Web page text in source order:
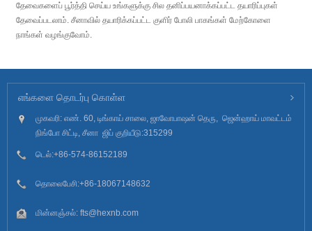
தேவைகளைப் பூர்த்தி செய்ய உங்களுக்கு சில தனிப்பயனாக்கப்பட்ட தயாரிப்புகள்
தேவைப்படலாம். சீனாவில் தயாரிக்கப்பட்ட குளிர் போலி பாகங்கள் மேற்கோளை
நாங்கள் வழங்குவோம்.
எங்களை தொடர்பு கொள்ள
முகவரி: எண். 60, டிங்காய் சாலை, ஜாவோபாஷன் தெரு, ஜென்ஹாய் மாவட்டம்
நிங்போ சிட்டி, சீனா ஜிப் குறியீடு:315299
டெல்:+86-574-86152189
தொலைபேசி:+86-18067148632
மின்னஞ்சல்: fts@hexnb.com